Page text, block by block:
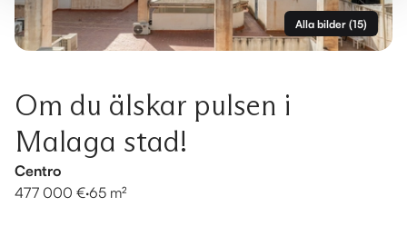
Alla bilder (15)
Om du älskar pulsen i
Malaga stad!
Centro
477 000 €·65 m²